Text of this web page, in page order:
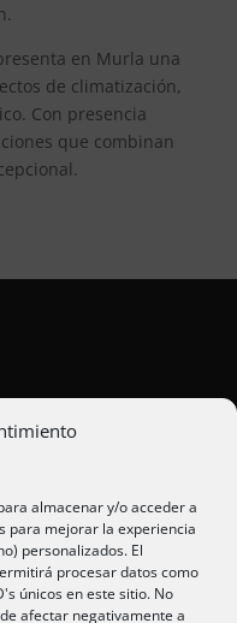
almacenar y/o acceder a
para mejorar la experiencia
personalizados. El
procesar datos como
únicos en este sitio. No
afectar negativamente a
en Murla una
de climatización,
Con presencia
que combinan